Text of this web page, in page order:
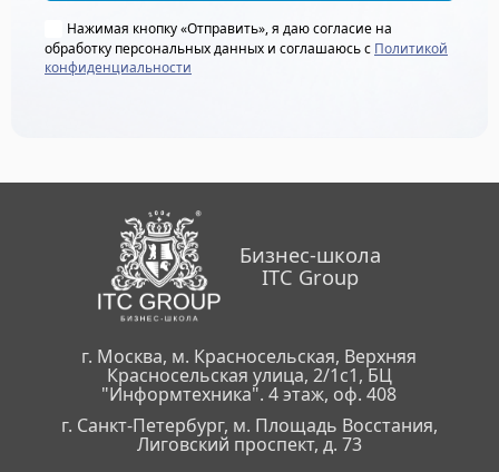
Нажимая кнопку «Отправить», я даю согласие на
обработку персональных данных и соглашаюсь с Политикой
конфиденциальности
Бизнес-школа
ITC Group
г. Москва, м. Красносельская, Верхняя
Красносельская улица, 2/1с1, БЦ
"Информтехника". 4 этаж, оф. 408
г. Санкт-Петербург, м. Площадь Восстания,
Лиговский проспект, д. 73